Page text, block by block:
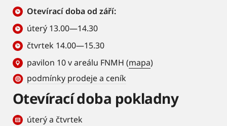
Otevírací doba od září:
úterý 13.00—14.30
čtvrtek 14.00—15.30
pavilon 10 v areálu FNMH (mapa)
podmínky prodeje a ceník
Otevírací doba pokladny
úterý a čtvrtek